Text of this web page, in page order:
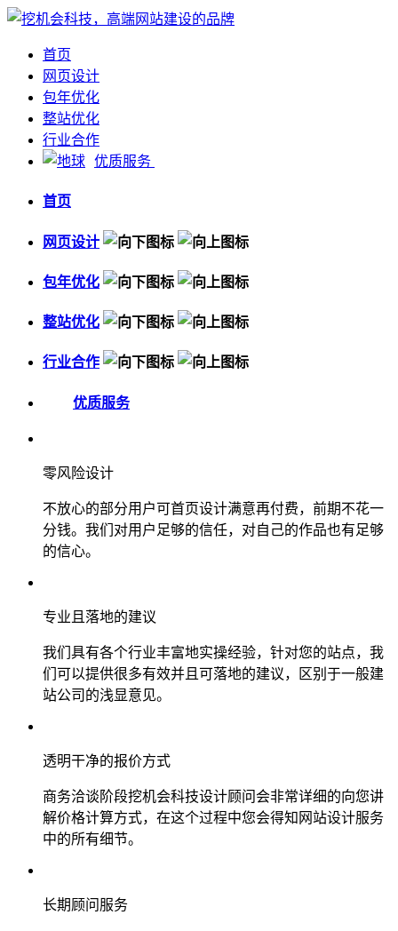
首页
网页设计
包年优化
整站优化
行业合作
优质服务
首页
网页设计
包年优化
整站优化
行业合作
优质服务
零风险设计
不放心的部分用户可首页设计满意再付费，前期不花一
分钱。我们对用户足够的信任，对自己的作品也有足够
的信心。
专业且落地的建议
我们具有各个行业丰富地实操经验，针对您的站点，我
们可以提供很多有效并且可落地的建议，区别于一般建
站公司的浅显意见。
透明干净的报价方式
商务洽谈阶段挖机会科技设计顾问会非常详细的向您讲
解价格计算方式，在这个过程中您会得知网站设计服务
中的所有细节。
长期顾问服务